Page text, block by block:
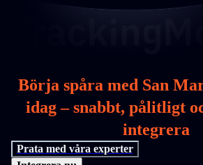
Börja spåra med San
idag – snabbt, pålitligt
integrera
Prata med våra experter